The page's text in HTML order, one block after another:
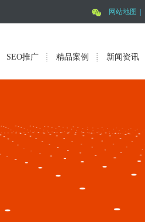
网站地图
SEO推广 精品案例 新闻资讯